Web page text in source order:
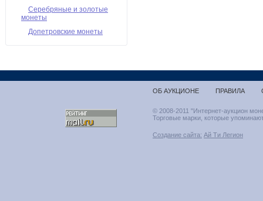
Серебряные и золотые
монеты
Допетровские монеты
ОБ АУКЦИОНЕ ПРАВИЛА
© 2008-2011 "Интернет-аукцион
Торговые марки, которые
Создание сайта: Ай Ти Легион